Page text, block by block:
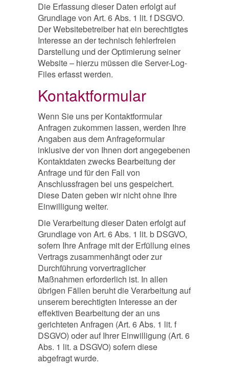
Die Erfassung dieser Daten erfolgt auf
Grundlage von Art. 6 Abs. 1 lit. f DSGVO.
Der Websitebetreiber hat ein berechtigtes
Interesse an der technisch fehlerfreien
Darstellung und der Optimierung seiner
Website – hierzu müssen die Server-Log-
Files erfasst werden.
Kontaktformular
Wenn Sie uns per Kontaktformular
Anfragen zukommen lassen, werden Ihre
Angaben aus dem Anfrageformular
inklusive der von Ihnen dort angegebenen
Kontaktdaten zwecks Bearbeitung der
Anfrage und für den Fall von
Anschlussfragen bei uns gespeichert.
Diese Daten geben wir nicht ohne Ihre
Einwilligung weiter.
Die Verarbeitung dieser Daten erfolgt auf
Grundlage von Art. 6 Abs. 1 lit. b DSGVO,
sofern Ihre Anfrage mit der Erfüllung eines
Vertrags zusammenhängt oder zur
Durchführung vorvertraglicher
Maßnahmen erforderlich ist. In allen
übrigen Fällen beruht die Verarbeitung auf
unserem berechtigten Interesse an der
effektiven Bearbeitung der an uns
gerichteten Anfragen (Art. 6 Abs. 1 lit. f
DSGVO) oder auf Ihrer Einwilligung (Art. 6
Abs. 1 lit. a DSGVO) sofern diese
abgefragt wurde.